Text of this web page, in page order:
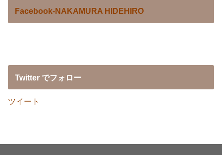
Facebook-NAKAMURA HIDEHIRO
Twitter でフォロー
ツイート